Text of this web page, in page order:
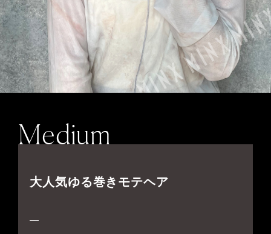
Medium
大人気ゆる巻きモテヘア